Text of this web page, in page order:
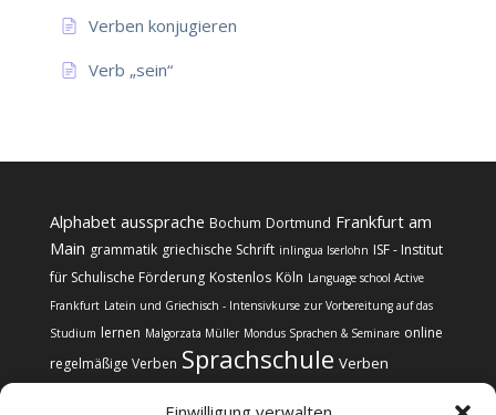
Verben konjugieren
Verb „sein“
Alphabet aussprache Bochum Dortmund Frankfurt am
Main grammatik griechische Schrift inlingua Iserlohn ISF - Institut
für Schulische Förderung Kostenlos Köln Language school Active
Frankfurt Latein und Griechisch - Intensivkurse zur Vorbereitung auf das
Studium lernen Malgorzata Müller Mondus Sprachen & Seminare online
regelmäßige Verben Sprachschule Verben